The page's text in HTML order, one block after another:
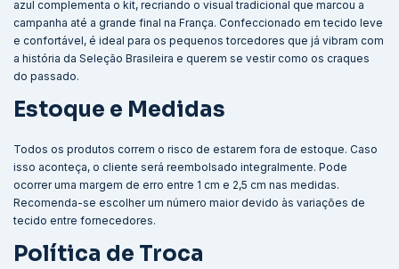
azul complementa o kit, recriando o visual tradicional que marcou a
campanha até a grande final na França. Confeccionado em tecido leve
e confortável, é ideal para os pequenos torcedores que já vibram com
a história da Seleção Brasileira e querem se vestir como os craques
do passado.
Estoque e Medidas
Todos os produtos correm o risco de estarem fora de estoque. Caso
isso aconteça, o cliente será reembolsado integralmente. Pode
ocorrer uma margem de erro entre 1 cm e 2,5 cm nas medidas.
Recomenda-se escolher um número maior devido às variações de
tecido entre fornecedores.
Política de Troca